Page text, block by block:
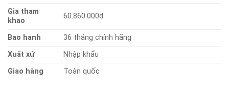
Gia tham
khao
60.860.000d
Bao hanh
36 tháng chính hãng
Xuất xứ
Nhập khẩu
Giao hàng
Toàn quốc